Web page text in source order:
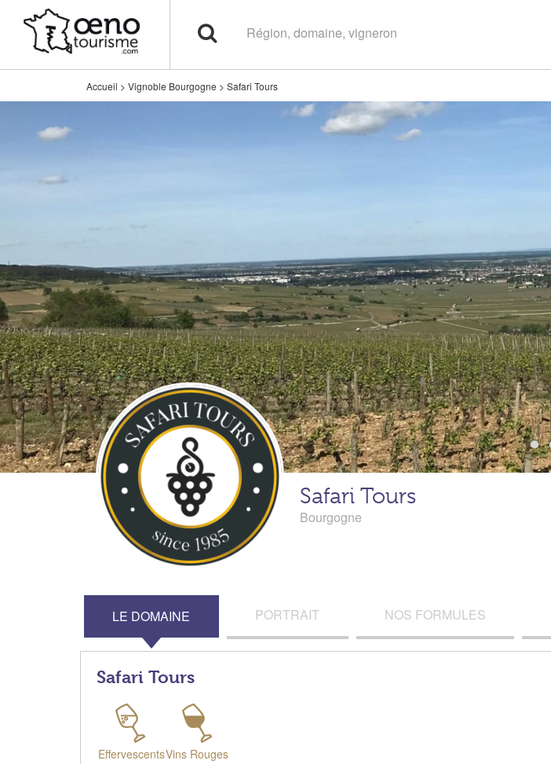
Accueil > Vignoble Bourgogne > Safari Tours
Safari Tours
Bourgogne
LE DOMAINE PORTRAIT NOS FORMULES
Safari Tours
EffervescentsVins Rouges